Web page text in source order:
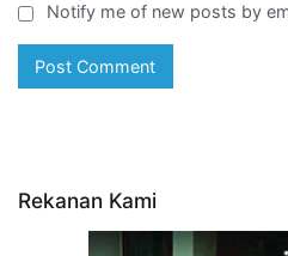
Notify me of new posts by
Rekanan Kami